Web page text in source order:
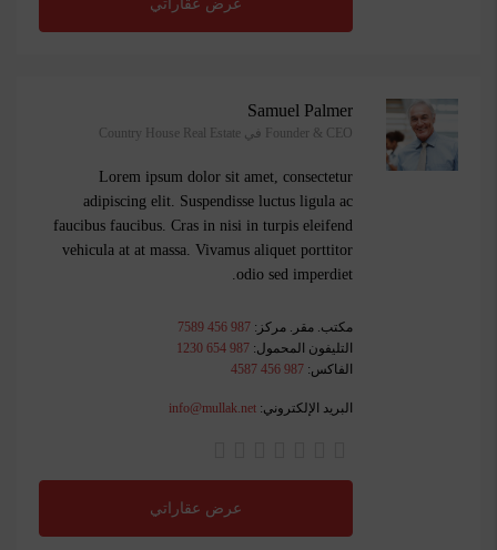
عرض عقاراتي
Samuel Palmer
Founder & CEO في Country House Real Estate
Lorem ipsum dolor sit amet, consectetur
adipiscing elit. Suspendisse luctus ligula ac
faucibus faucibus. Cras in nisi in turpis eleifend
vehicula at at massa. Vivamus aliquet porttitor
odio sed imperdiet.
مكتب. مقر. مركز: 987 456 7589
التليفون المحمول: 987 654 1230
الفاكس: 987 456 4587
البريد الإلكتروني: info@mullak.net
عرض عقاراتي